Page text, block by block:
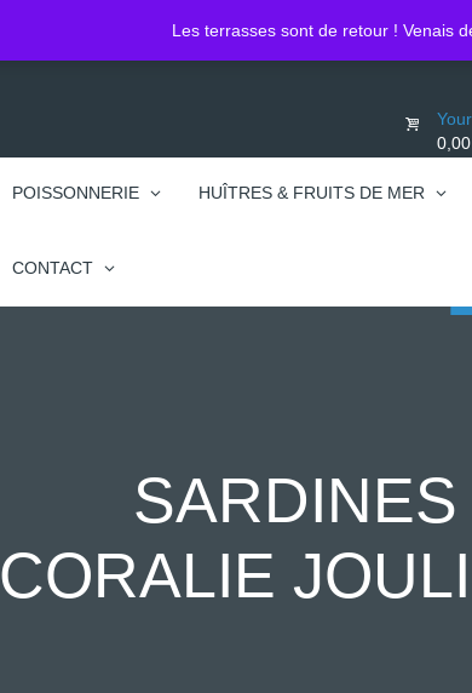
Les terrasses sont de retour ! Venais
2 Pl. Jean Jacques Rousseau
POISSONNERIE HUÎTRES & FRUITS DE MER
CONTACT
CORALIE